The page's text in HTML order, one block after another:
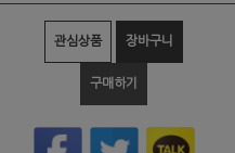
관심상품 장바구니
구매하기